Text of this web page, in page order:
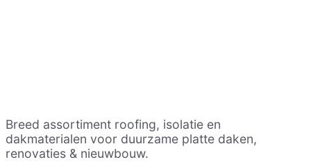
Breed assortiment roofing, isolatie en
dakmaterialen voor duurzame platte daken,
renovaties & nieuwbouw.